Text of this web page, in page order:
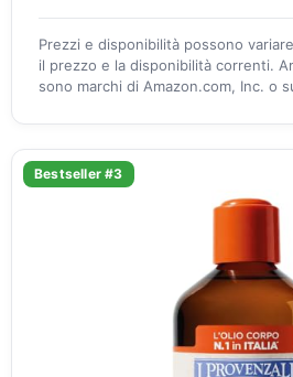
Prezzi e disponibilità possono
il prezzo e la disponibilità correnti.
sono marchi di Amazon.com, Inc. o
Bestseller #3